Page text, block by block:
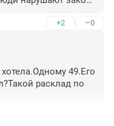
бездарности?
+2 –0
49.Его
расклад по